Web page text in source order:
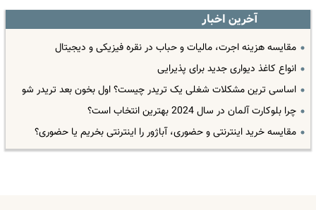
آخرین اخبار
مقایسه هزینه اجرت، مالیات و حباب در نقره فیزیکی و دیجیتال
انواع کاغذ دیواری جدید برای پذیرایی
اساسی ترین مشکلات شغلی یک تریدر چیست؟ اول بخون بعد تریدر شو
چرا بلوکارت آلمان در سال 2024 بهترین انتخاب است؟
مقایسه خرید اینترنتی و حضوری، آباژور را اینترنتی بخریم یا حضوری؟